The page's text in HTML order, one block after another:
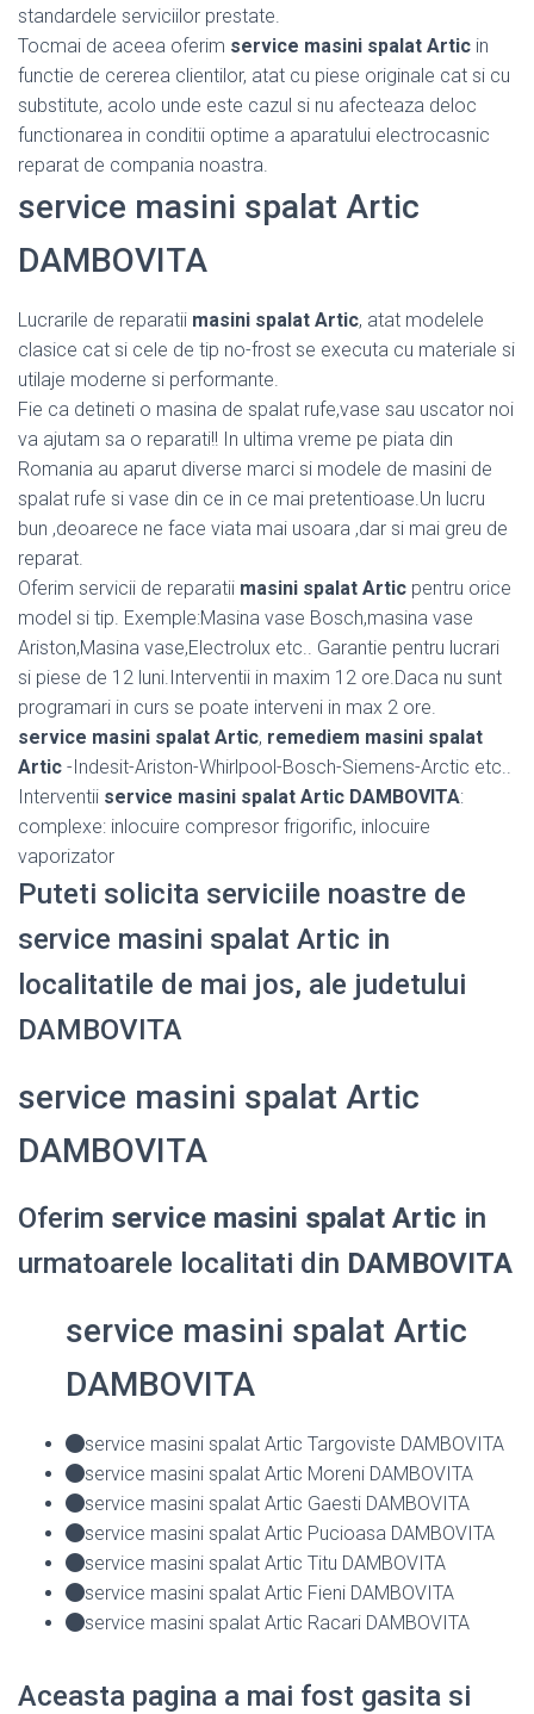
standardele serviciilor prestate.
Tocmai de aceea oferim service masini spalat Artic in
functie de cererea clientilor, atat cu piese originale cat si cu
substitute, acolo unde este cazul si nu afecteaza deloc
functionarea in conditii optime a aparatului electrocasnic
reparat de compania noastra.
service masini spalat Artic
DAMBOVITA
Lucrarile de reparatii masini spalat Artic, atat modelele
clasice cat si cele de tip no-frost se executa cu materiale si
utilaje moderne si performante.
Fie ca detineti o masina de spalat rufe,vase sau uscator noi
va ajutam sa o reparati!! In ultima vreme pe piata din
Romania au aparut diverse marci si modele de masini de
spalat rufe si vase din ce in ce mai pretentioase.Un lucru
bun ,deoarece ne face viata mai usoara ,dar si mai greu de
reparat.
Oferim servicii de reparatii masini spalat Artic pentru orice
model si tip. Exemple:Masina vase Bosch,masina vase
Ariston,Masina vase,Electrolux etc.. Garantie pentru lucrari
si piese de 12 luni.Interventii in maxim 12 ore.Daca nu sunt
programari in curs se poate interveni in max 2 ore.
service masini spalat Artic, remediem masini spalat
Artic -Indesit-Ariston-Whirlpool-Bosch-Siemens-Arctic etc..
Interventii service masini spalat Artic DAMBOVITA:
complexe: inlocuire compresor frigorific, inlocuire
vaporizator
Puteti solicita serviciile noastre de
service masini spalat Artic in
localitatile de mai jos, ale judetului
DAMBOVITA
service masini spalat Artic
DAMBOVITA
Oferim service masini spalat Artic in
urmatoarele localitati din DAMBOVITA
service masini spalat Artic
DAMBOVITA
service masini spalat Artic Targoviste DAMBOVITA
service masini spalat Artic Moreni DAMBOVITA
service masini spalat Artic Gaesti DAMBOVITA
service masini spalat Artic Pucioasa DAMBOVITA
service masini spalat Artic Titu DAMBOVITA
service masini spalat Artic Fieni DAMBOVITA
service masini spalat Artic Racari DAMBOVITA
Aceasta pagina a mai fost gasita si